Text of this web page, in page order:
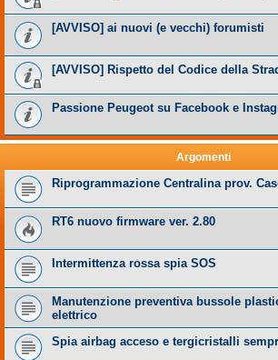
[AVVISO] ai nuovi (e vecchi) forumisti
[AVVISO] Rispetto del Codice della
Passione Peugeot su Facebook e
Argomenti
Riprogrammazione Centralina prov.
RT6 nuovo firmware ver. 2.80
Intermittenza rossa spia SOS
Manutenzione preventiva bussole
elettrico
Spia airbag acceso e tergicristalli